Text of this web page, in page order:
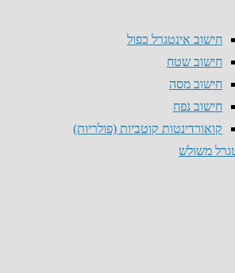
חישוב אינטגרל כפול
חישוב שטח
חישוב מסה
חישוב נפח
קואורדינטות קוטביות (פולריות)
משולש